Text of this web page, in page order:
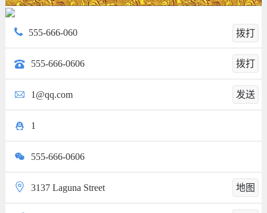
拨打
555-666-060
拨打
555-666-0606
发送
1@qq.com
1
555-666-0606
地图
3137 Laguna Street